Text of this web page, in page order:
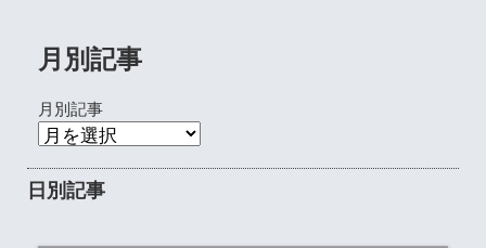
月別記事
月別記事
日別記事